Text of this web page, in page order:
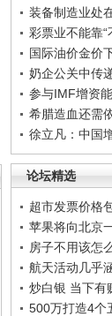
装备制造业处
彩票业不能靠“
国际油价金价
奶企公关中传
参与IMF增资
希腊造血还需
徐立凡：中国
论坛精选
超市发票价格
苹果将向北京
房子不用该怎
航天活动几乎
炒白银 当下有
500万打造4个